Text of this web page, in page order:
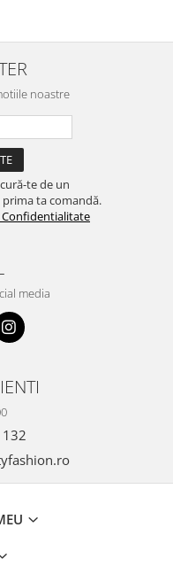
noastre
te de un
prima ta comandă.
Confidentialitate
media